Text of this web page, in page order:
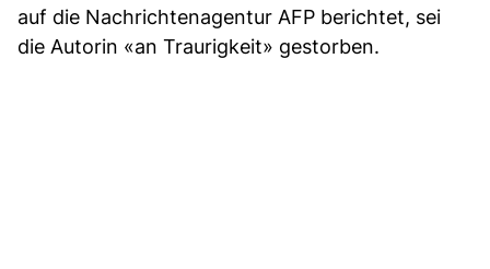
auf die Nachrichtenagentur AFP berichtet, sei
die Autorin «an Traurigkeit» gestorben.